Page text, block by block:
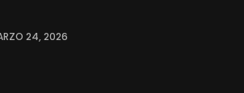
24, 2026